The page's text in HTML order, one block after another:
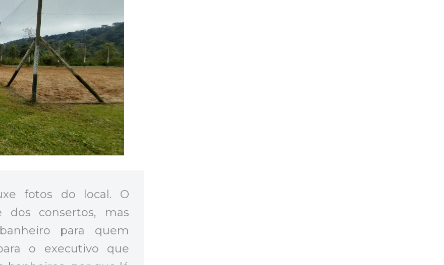
fotos do local. O
dos consertos, mas
para quem
o executivo que